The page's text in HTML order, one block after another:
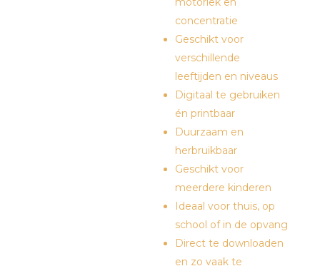
concentratie
Geschikt voor
verschillende
leeftijden en niveaus
Digitaal te gebruiken
én printbaar
Duurzaam en
herbruikbaar
Geschikt voor
meerdere kinderen
Ideaal voor thuis, op
school of in de opvang
Direct te downloaden
en zo vaak te